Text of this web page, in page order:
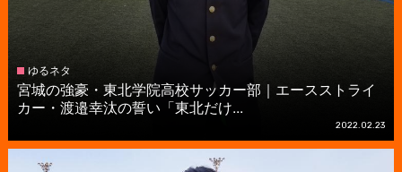
ゆるネタ
宮城の強豪・東北学院高校サッカー部｜エースストライ
カー・渡邉幸汰の誓い「東北だけ...
2022.02.23